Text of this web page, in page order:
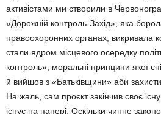
активістами ми створили в
«Дорожній контроль-Захід», яка
право­охоронних органах, викривала
стали ядром місцевого осередку
контроль», моральні принципи якої
й вийшов з «Батьківщи­ни» аби
На жаль, сам проєкт закінчив своє
існує на папері. Оскільки чинне